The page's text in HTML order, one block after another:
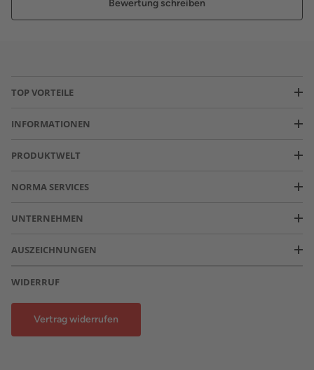
Bewertung schreiben
TOP VORTEILE
INFORMATIONEN
PRODUKTWELT
NORMA SERVICES
UNTERNEHMEN
AUSZEICHNUNGEN
WIDERRUF
Vertrag widerrufen